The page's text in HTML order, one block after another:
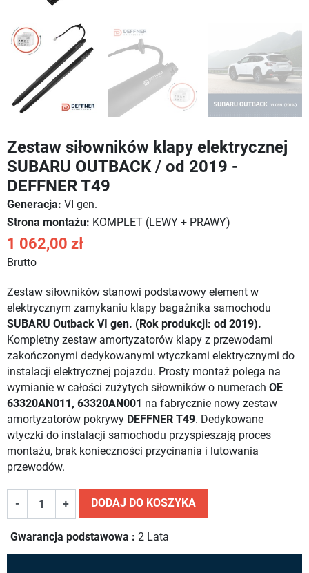
Zestaw siłowników klapy elektrycznej
SUBARU OUTBACK / od 2019 -
DEFFNER T49
Generacja: VI gen.
Strona montażu: KOMPLET (LEWY + PRAWY)
1 062,00 zł
Brutto
Zestaw siłowników stanowi podstawowy element w
elektrycznym zamykaniu klapy bagażnika samochodu
SUBARU Outback VI gen. (Rok produkcji: od 2019).
Kompletny zestaw amortyzatorów klapy z przewodami
zakończonymi dedykowanymi wtyczkami elektrycznymi do
instalacji elektrycznej pojazdu. Prosty montaż polega na
wymianie w całości zużytych siłowników o numerach OE
63320AN011, 63320AN001 na fabrycznie nowy zestaw
amortyzatorów pokrywy DEFFNER T49. Dedykowane
wtyczki do instalacji samochodu przyspieszają proces
montażu, brak konieczności przycinania i lutowania
przewodów.
- + DODAJ DO KOSZYKA
Gwarancja podstawowa : 2 Lata